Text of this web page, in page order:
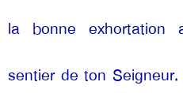
la bonne exhortation
sentier de ton